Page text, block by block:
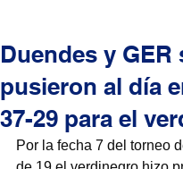
Duendes y GER
pusieron al día
37-29 para el
Por la fecha 7 del torneo